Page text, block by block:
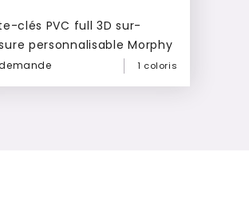
clés PVC full 3D sur-
personnalisable Morphy
1 coloris
Ajouter à mon devis